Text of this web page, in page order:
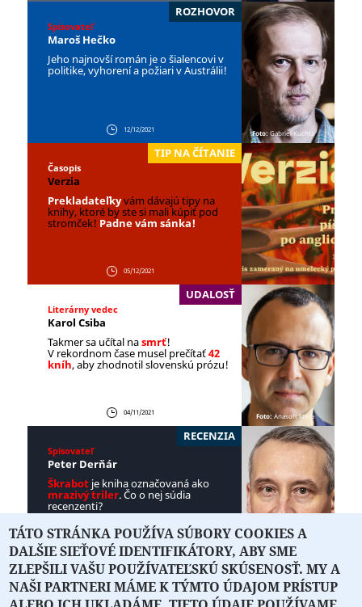
ROZHOVOR
Spisovateľ
Maroš Hečko
Jeho najnovší román je o šialencovi v
politike, vyhorení a požiari v Austrálii!
12/12/2021 Foto: Gabriel Kuchta
TIP NA ČÍTANIE
Časopis
Verzia
Prekladateľkyvám dávajú tipy na
knihy, ktoré by ste si mali kúpiť pod
stromček! Padne vám sánka!
05/12/2021
UDALOSŤ
Literárny vedec
Karol Csiba
Takmer sa učítal nasmrť!
V rekordnom čase musel prečítať42
kníh, aby zhodnotil slovenskú prózu!
04/11/2021 Foto: Anasoft litera
RECENZIA
Spisovateľ
Peter Derňár
Škrabot je kniha označovaná ako
mrazivý triler. Čo o nej súdia
recenzenti?
29/10/2021 Foto:Tibor Géci
TÁTO STRÁNKA POUŽÍVA SÚBORY COOKIES A
DALŠIE SIEŤOVÉ IDENTIFIKÁTORY, ABY SME
ZLEPŠILI VAŠU POUŽÍVATEĽSKÚ SKÚSENOSŤ. MY A
NAŠI PARTNERI MÁME K TÝMTO ÚDAJOM PRÍSTUP